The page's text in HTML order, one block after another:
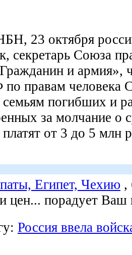
23 октября
секретарь Союза
и армия»,
по правам человека
семьям погибших и
за молчание о
от 3 до 5 млн
Египет, Чехию ,
цен... порадует Ваш
Россия ввела